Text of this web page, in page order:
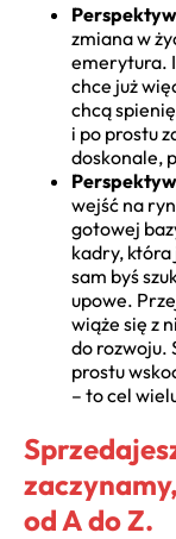
zmiana w
emerytura.
chce już
chcą
i po prostu
doskonale,
wejść na
gotowej
kadry, która
sam byś
upowe.
wiąże się z
do rozwoju.
prostu
– to cel
od A do Z.